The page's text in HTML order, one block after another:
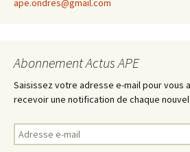
ape.ondres@gmail.com
Abonnement Actus APE
Saisissez votre adresse e-mail pour vous
recevoir une notification de chaque
d